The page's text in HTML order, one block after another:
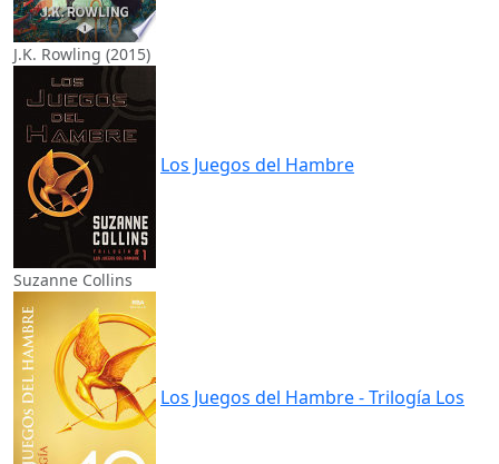
J.K. Rowling (2015)
Los Juegos del Hambre
Suzanne Collins
Los Juegos del Hambre - Trilogía Los